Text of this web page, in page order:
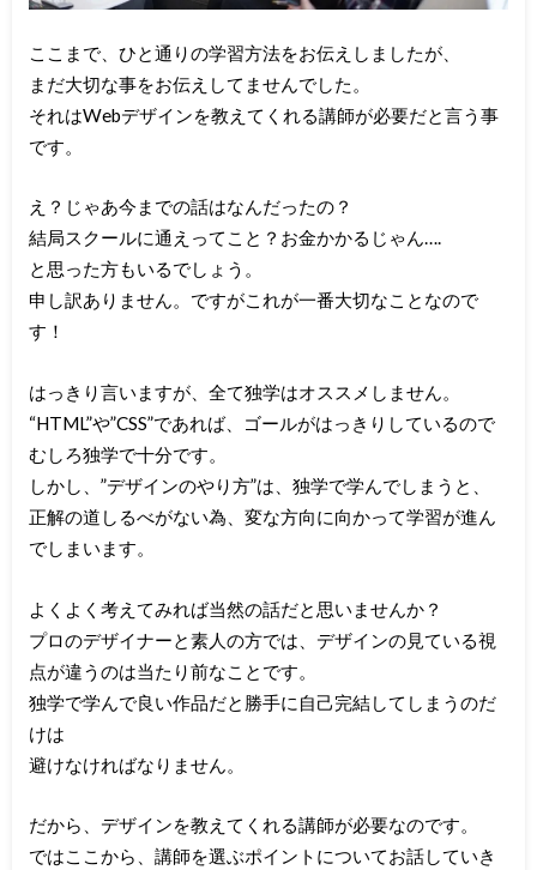
ここまで、ひと通りの学習方法をお伝えしましたが、
まだ大切な事をお伝えしてませんでした。
それはWebデザインを教えてくれる講師が必要だと言う事
です。
え？じゃあ今までの話はなんだったの？
結局スクールに通えってこと？お金かかるじゃん….
と思った方もいるでしょう。
申し訳ありません。ですがこれが一番大切なことなので
す！
はっきり言いますが、全て独学はオススメしません。
“HTML”や”CSS”であれば、ゴールがはっきりしているので
むしろ独学で十分です。
しかし、”デザインのやり方”は、独学で学んでしまうと、
正解の道しるべがない為、変な方向に向かって学習が進ん
でしまいます。
よくよく考えてみれば当然の話だと思いませんか？
プロのデザイナーと素人の方では、デザインの見ている視
点が違うのは当たり前なことです。
独学で学んで良い作品だと勝手に自己完結してしまうのだ
けは
避けなければなりません。
だから、デザインを教えてくれる講師が必要なのです。
ではここから、講師を選ぶポイントについてお話していき